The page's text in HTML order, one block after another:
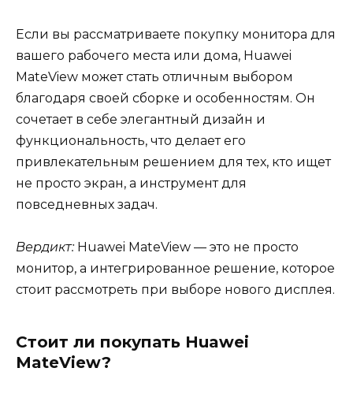
Если вы рассматриваете покупку монитора для
вашего рабочего места или дома, Huawei
MateView может стать отличным выбором
благодаря своей сборке и особенностям. Он
сочетает в себе элегантный дизайн и
функциональность, что делает его
привлекательным решением для тех, кто ищет
не просто экран, а инструмент для
повседневных задач.
Вердикт:Huawei MateView — это не просто
монитор, а интегрированное решение, которое
стоит рассмотреть при выборе нового дисплея.
Стоит ли покупать Huawei
MateView?